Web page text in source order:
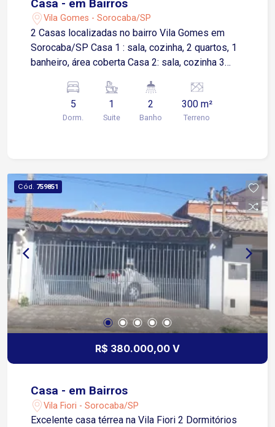
Casa - em Bairros
Vila Gomes - Sorocaba/SP
2 Casas localizadas no bairro Vila Gomes em
Sorocaba/SP Casa 1 : sala, cozinha, 2 quartos, 1
banheiro, área coberta Casa 2: sala, cozinha 3
quintal Sem garagem
5
Dorm.
1
Suite
2
Banho
300 m²
Terreno
Cód. 759851
R$ 380.000,00 V
Casa - em Bairros
Vila Fiori - Sorocaba/SP
Excelente casa térrea na Vila Fiori 2 Dormitórios